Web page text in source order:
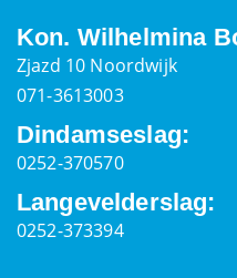
Kon. Wilhelmina
Zjazd 10 Noordwijk
071-3613003
Dindamseslag:
0252-370570
Langevelderslag:
0252-373394